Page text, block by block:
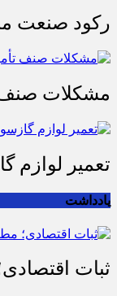
رکود صنعت
مشکلات صنف
تعمیر لوازم
یادداشت
ثبات